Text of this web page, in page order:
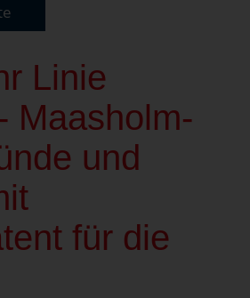
Linie
Maasholm-
und
für die